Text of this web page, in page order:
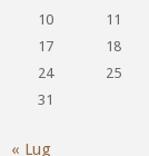
10
11
17
18
24
25
31
« Lug